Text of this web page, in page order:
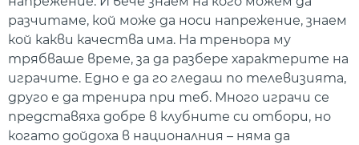
разчитаме, кой може да носи напрежение, знаем
кой какви качества има. На треньора му
трябваше време, за да разбере характерите на
играчите. Едно е да го гледаш по телевизията,
друго е да тренира при теб. Много играчи се
представяха добре в клубните си отбори, но
когато дойдоха в националния – няма да